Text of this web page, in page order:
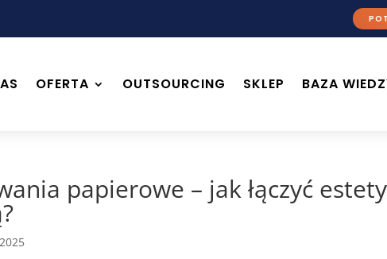
OFERTA OUTSOURCING SKLEP BAZA
papierowe – jak łączyć